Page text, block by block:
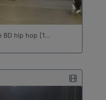
BD hip hop [1…